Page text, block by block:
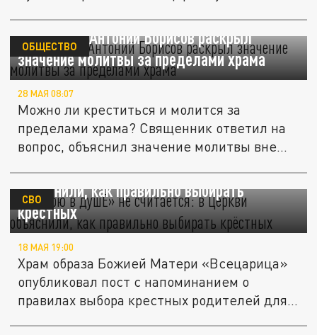
Священник Антоний Борисов раскрыл
значение молитвы за пределами храма
ОБЩЕСТВО
28 МАЯ 08:07
Можно ли креститься и молится за
пределами храма? Священник ответил на
вопрос, объяснил значение молитвы вне...
«Я верю в душЕ» не считается: в Церкви
объяснили, как правильно выбирать
крёстных
СВО
18 МАЯ 19:00
Храм образа Божией Матери «Всецарица»
опубликовал пост с напоминанием о
правилах выбора крестных родителей для...